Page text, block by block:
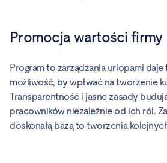
Promocja wartości firmy
Program to zarządzania urlopami
możliwość, by wpłwać na tworzenie
Transparentność i jasne zasady
pracowników niezależnie od ich ról.
doskonałą bazą to tworzenia